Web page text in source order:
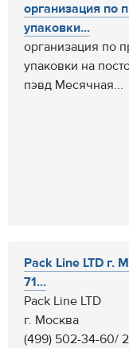
организация по
упаковки...
организация по
упаковки на
пэвд Месячная...
Pack Line LTD г.
71...
Pack Line LTD
г. Москва
(499) 502-34-60/